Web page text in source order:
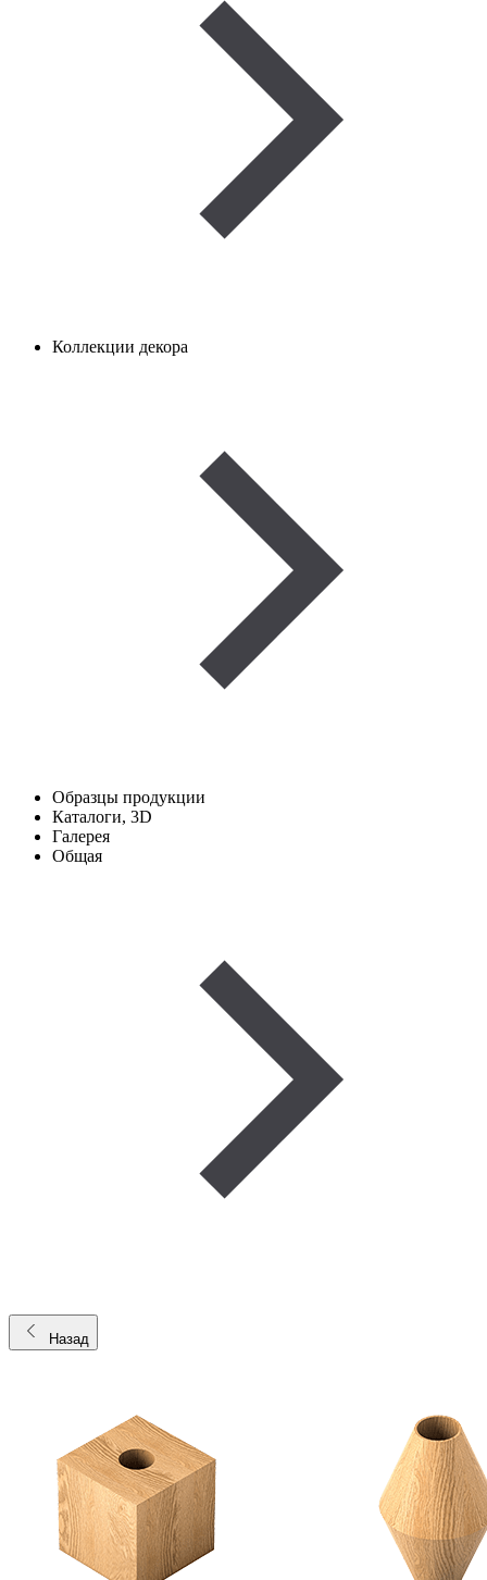
Коллекции декора
Образцы продукции
Каталоги, 3D
Галерея
Общая
Назад